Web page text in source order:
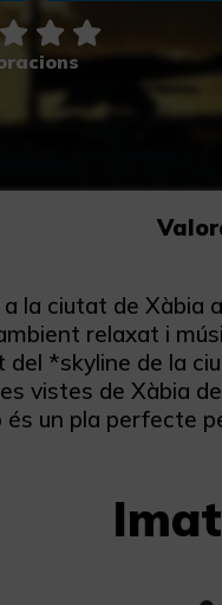
la ciutat de Xàbia
relaxat i
*skyline de la
vistes de Xàbia
un pla perfecte